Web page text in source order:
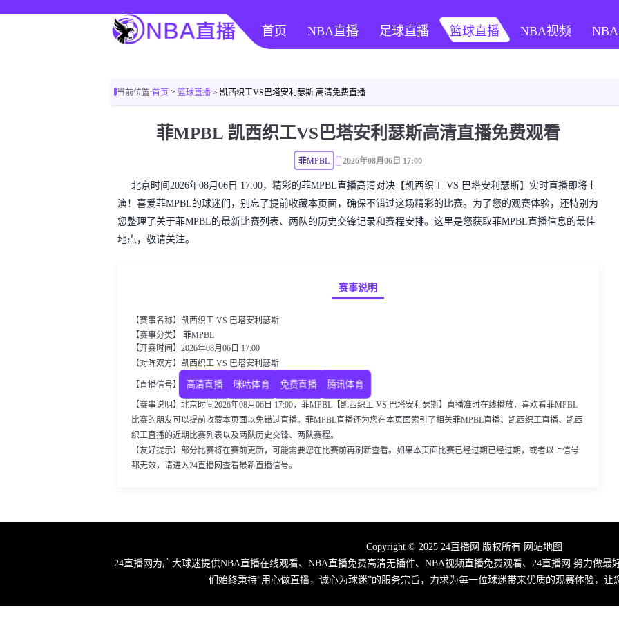
首页 NBA直播 足球直播 篮球直播 NBA视频
当前位置:首页 > 篮球直播 > 凯西织工VS巴塔安利瑟斯 高清免费直播
菲MPBL 凯西织工VS巴塔安利瑟斯高清直播免费观看
菲MPBL 2026年08月06日 17:00
北京时间2026年08月06日 17:00，精彩的菲MPBL直播高清对决【凯西织工 VS 巴塔安利瑟斯】实时直播即将上
演！喜爱菲MPBL的球迷们，别忘了提前收藏本页面，确保不错过这场精彩的比赛。为了您的观赛体验，还特别为
您整理了关于菲MPBL的最新比赛列表、两队的历史交锋记录和赛程安排。这里是您获取菲MPBL直播信息的最佳
地点，敬请关注。
赛事说明
【赛事名称】凯西织工 VS 巴塔安利瑟斯
【赛事分类】 菲MPBL
【开赛时间】2026年08月06日 17:00
【对阵双方】凯西织工 VS 巴塔安利瑟斯
【直播信号】 高清直播 咪咕体育 免费直播 腾讯体育
【赛事说明】北京时间2026年08月06日 17:00，菲MPBL【凯西织工 VS 巴塔安利瑟斯】直播准时在线播放，喜欢看菲MPBL
比赛的朋友可以提前收藏本页面以免错过直播。菲MPBL直播还为您在本页面索引了相关菲MPBL直播、凯西织工直播、凯西
织工直播的近期比赛列表以及两队历史交锋、两队赛程。
【友好提示】部分比赛将在赛前更新，可能需要您在比赛前再刷新查看。如果本页面比赛已经过期已经过期，或者以上信号
都无效，请进入24直播网查看最新直播信号。
Copyright © 2025 24直播网 版权所有 网站地图
24直播网为广大球迷提供NBA直播在线观看、NBA直播免费高清无插件、NBA视频直播免费观看、24直播网 努力做最
们始终秉持“用心做直播，诚心为球迷”的服务宗旨，力求为每一位球迷带来优质的观赛体验，让